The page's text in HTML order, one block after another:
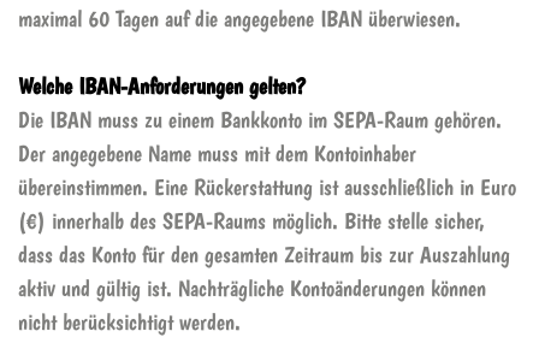
maximal 60 Tagen auf die angegebene IBAN überwiesen.
Welche IBAN-Anforderungen gelten?
Die IBAN muss zu einem Bankkonto im SEPA-Raum gehören.
Der angegebene Name muss mit dem Kontoinhaber
übereinstimmen. Eine Rückerstattung ist ausschließlich in Euro
(€) innerhalb des SEPA-Raums möglich. Bitte stelle sicher,
dass das Konto für den gesamten Zeitraum bis zur Auszahlung
aktiv und gültig ist. Nachträgliche Kontoänderungen können
nicht berücksichtigt werden.